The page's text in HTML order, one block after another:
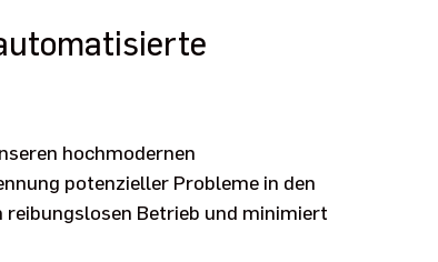
hochmodernen
potenzieller Probleme in den
Betrieb und minimiert